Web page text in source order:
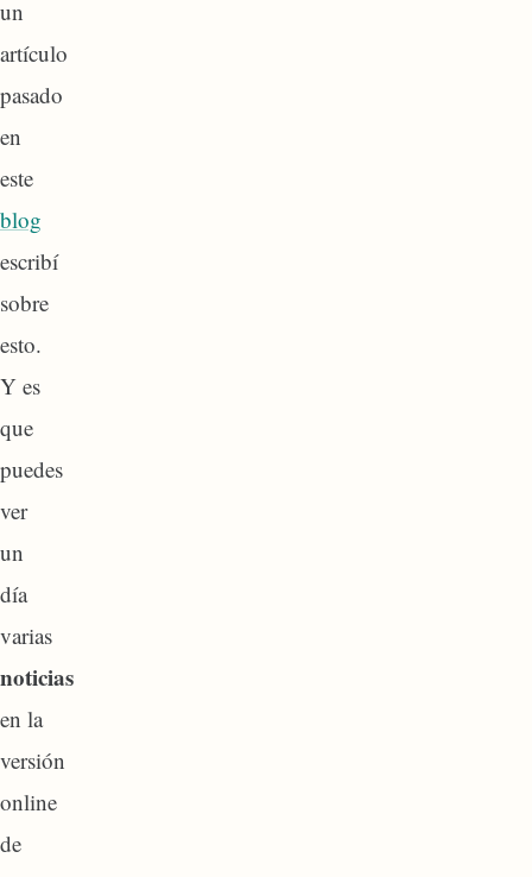
un
artículo
pasado
en
este
blog
escribí
sobre
esto.
Y es
que
puedes
ver
un
día
varias
noticias
en la
versión
online
de